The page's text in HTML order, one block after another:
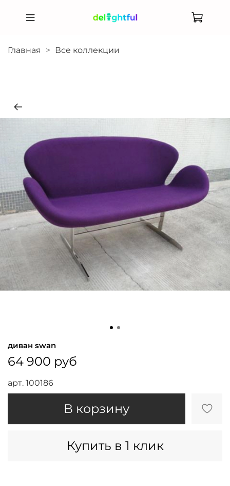
Главная Все коллекции
арт. 100186
диван swan
64 900 руб
В корзину
Купить в 1 клик